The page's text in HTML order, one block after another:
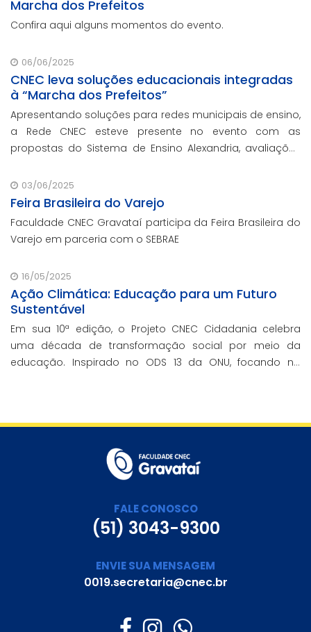
Marcha dos Prefeitos
Confira aqui alguns momentos do evento.
06/06/2025
CNEC leva soluções educacionais integradas
à “Marcha dos Prefeitos”
Apresentando soluções para redes municipais de ensino,
a Rede CNEC esteve presente no evento com as
propostas do Sistema de Ensino Alexandria, avaliações
escolar e parcerias com prefeituras durante e
03/06/2025
Feira Brasileira do Varejo
Faculdade CNEC Gravataí participa da Feira Brasileira do
Varejo em parceria com o SEBRAE
16/05/2025
Ação Climática: Educação para um Futuro
Sustentável
Em sua 10ª edição, o Projeto CNEC Cidadania celebra
uma década de transformação social por meio da
educação. Inspirado no ODS 13 da ONU, focando no
FALE CONOSCO
(51) 3043-9300
ENVIE SUA MENSAGEM
0019.secretaria@cnec.br